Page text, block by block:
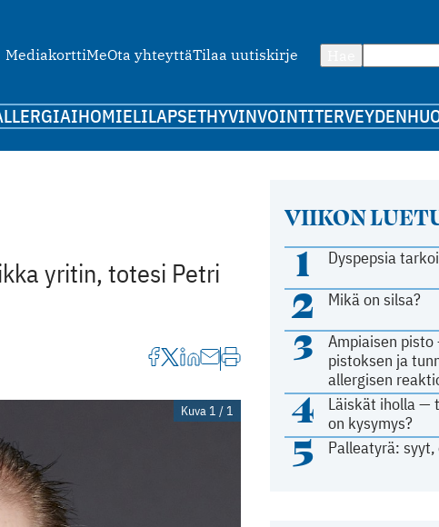
MediakorttiMeOta yhteyttäTilaa uutiskirje
IHOMIELILAPSETHYVINVOINTI
VIIKON
1 Dyspepsia
2 Mikä on silsa?
3
Ampiaisen pisto
pistoksen ja
allergisen
4
Läiskät iholla —
on kysymys?
5 Palleatyrä:
yritin, totesi Petri
Kuva 1 / 1